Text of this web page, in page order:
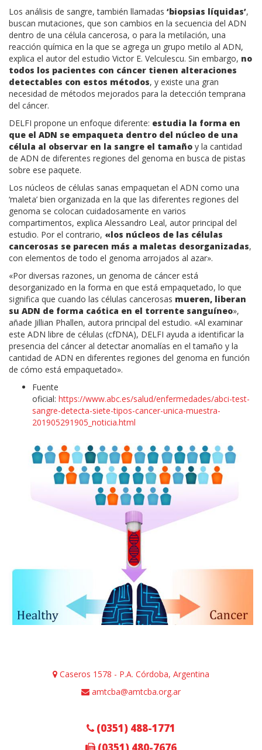
Los análisis de sangre, también llamadas ‘biopsias líquidas’,
buscan mutaciones, que son cambios en la secuencia del ADN
dentro de una célula cancerosa, o para la metilación, una
reacción química en la que se agrega un grupo metilo al ADN,
explica el autor del estudio Victor E. Velculescu. Sin embargo, no
todos los pacientes con cáncer tienen alteraciones
detectables con estos métodos, y existe una gran
necesidad de métodos mejorados para la detección temprana
del cáncer.
DELFI propone un enfoque diferente: estudia la forma en
que el ADN se empaqueta dentro del núcleo de una
célula al observar en la sangre el tamaño y la cantidad
de ADN de diferentes regiones del genoma en busca de pistas
sobre ese paquete.
Los núcleos de células sanas empaquetan el ADN como una
‘maleta’ bien organizada en la que las diferentes regiones del
genoma se colocan cuidadosamente en varios
compartimentos, explica Alessandro Leal, autor principal del
estudio. Por el contrario, «los núcleos de las células
cancerosas se parecen más a maletas desorganizadas,
con elementos de todo el genoma arrojados al azar».
«Por diversas razones, un genoma de cáncer está
desorganizado en la forma en que está empaquetado, lo que
significa que cuando las células cancerosas mueren, liberan
su ADN de forma caótica en el torrente sanguíneo»,
añade Jillian Phallen, autora principal del estudio. «Al examinar
este ADN libre de células (cfDNA), DELFI ayuda a identificar la
presencia del cáncer al detectar anomalías en el tamaño y la
cantidad de ADN en diferentes regiones del genoma en función
de cómo está empaquetado».
Fuente
oficial: https://www.abc.es/salud/enfermedades/abci-test-
sangre-detecta-siete-tipos-cancer-unica-muestra-
201905291905_noticia.html
Caseros 1578 - P.A. Córdoba, Argentina
amtcba@amtcba.org.ar
(0351) 488-1771